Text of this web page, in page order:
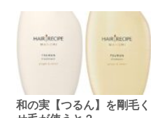
和の実【つるん】を剛毛く